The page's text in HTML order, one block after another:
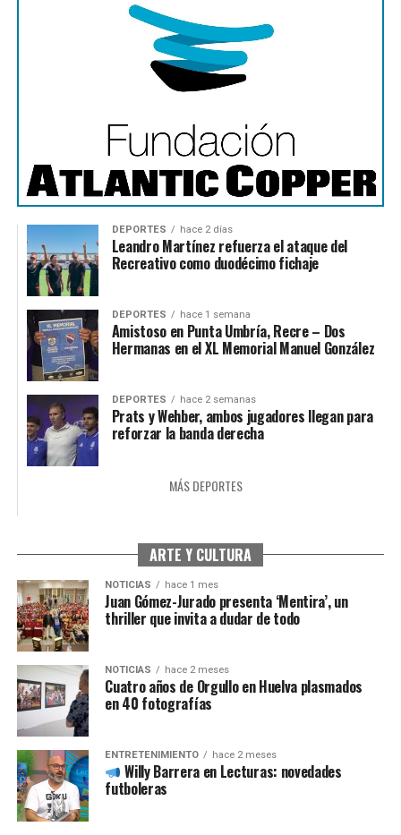
DEPORTES hace 2 días
Leandro Martínez refuerza el ataque del
Recreativo como duodécimo fichaje
DEPORTES hace 1 semana
Amistoso en Punta Umbría, Recre – Dos
Hermanas en el XL Memorial Manuel González
DEPORTES hace 2 semanas
Prats y Wehber, ambos jugadores llegan para
reforzar la banda derecha
MÁS DEPORTES
ARTE Y CULTURA
NOTICIAS hace 1 mes
Juan Gómez-Jurado presenta ‘Mentira’, un
thriller que invita a dudar de todo
NOTICIAS hace 2 meses
Cuatro años de Orgullo en Huelva plasmados
en 40 fotografías
ENTRETENIMIENTO hace 2 meses
Willy Barrera en Lecturas: novedades
futboleras